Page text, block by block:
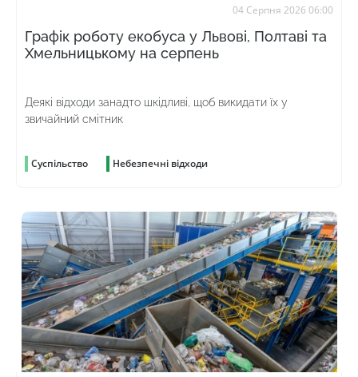
04 Серпня 2026 06:00
Графік роботу екобуса у Львові, Полтаві та
Хмельницькому на серпень
Деякі відходи занадто шкідливі, щоб викидати їх у
звичайний смітник
Суспільство Небезпечні відходи